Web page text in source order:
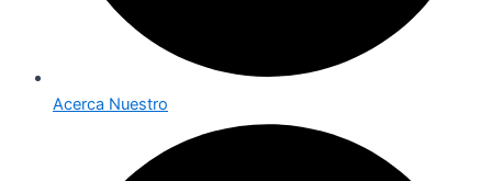
Acerca Nuestro